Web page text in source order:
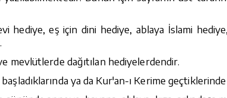
hediye, eş için dini hediye, ablaya İslami
mevlütlerde dağıtılan hediyelerdendir.
ya da Kur'an-ı Kerime